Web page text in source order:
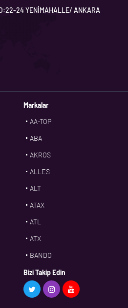
24 YENİMAHALLE/ ANKARA
Markalar
AA-TOP
ABA
AKROS
ALLES
ALT
ATAX
ATL
ATX
BANDO
BMS
CDF
Bizi Takip Edin